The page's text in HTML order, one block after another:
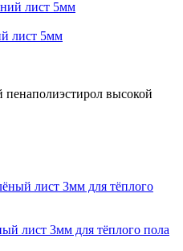
лист 5мм
высокой
лист 3мм для тёплого пола